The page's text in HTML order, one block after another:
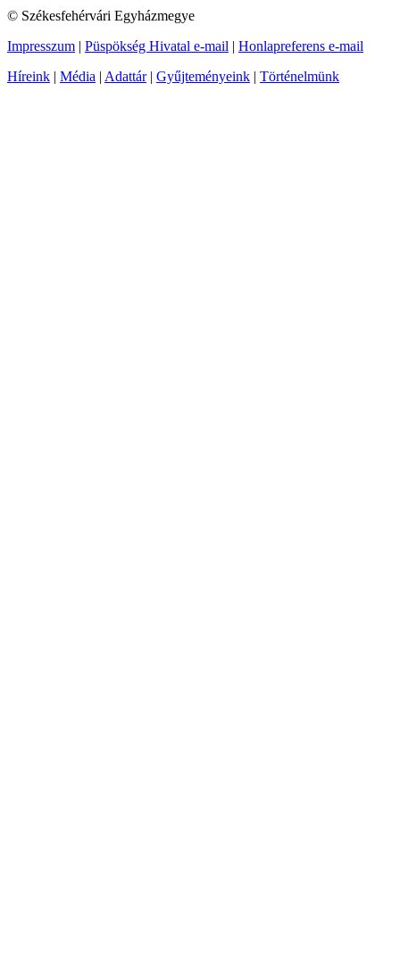
© Székesfehérvári Egyházmegye
Impresszum | Püspökség Hivatal e-mail | Honlapreferens e-mail
Híreink | Média | Adattár| Gyűjteményeink | Történelmünk